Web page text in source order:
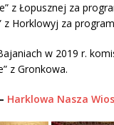
z Łopusznej za
z Horklowyj za
w 2019 r.
z Gronkowa.
Harklowa Nasza